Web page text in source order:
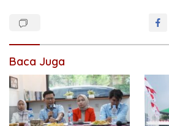
Baca Juga